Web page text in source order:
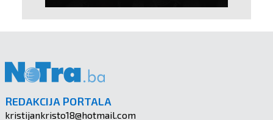
REDAKCIJA PORTALA
kristijankristo18@hotmail.com